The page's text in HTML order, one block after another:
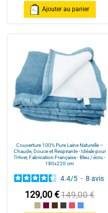
Ajouter au panier
Couverture 100% Pure Laine Naturelle –
Chaude, Douce et Respirante - Idéale pour
l’Hiver, Fabrication Française - Bleu / écru -
180x220 cm
4.4/5 - 8 avis
129,00 €149,00 €
Ecruprune / écru
chocolat / écru
gris / écru
Fuchsia / écru
Bleu / écru